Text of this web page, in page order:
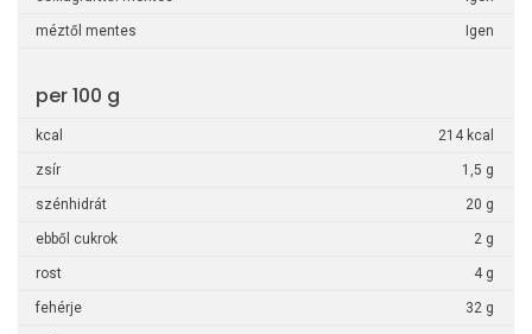
méztől mentes Igen
per 100 g
kcal 214 kcal
zsír 1,5 g
szénhidrát 20 g
ebből cukrok 2 g
rost 4 g
fehérje 32 g